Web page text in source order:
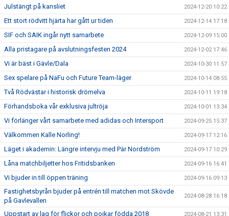
Julstängt på kansliet 2024-12-20 10:22
Ett stort rödvitt hjärta har gått ur tiden 2024-12-14 17:18
SIF och SAIK ingår nytt samarbete 2024-12-09 15:00
Alla pristagare på avslutningsfesten 2024 2024-12-02 17:46
Vi är bäst i Gävle/Dala 2024-10-30 11:57
Sex spelare på NaFu och Future Team-läger 2024-10-14 08:55
Två Rödvästar i historisk drömelva 2024-10-11 19:18
Förhandsboka vår exklusiva jultröja 2024-10-01 13:34
Vi förlänger vårt samarbete med adidas och Intersport 2024-09-25 15:37
Välkommen Kalle Norling! 2024-09-17 12:16
Läget i akademin: Längre intervju med Pär Nordström 2024-09-17 10:29
Låna matchbiljetter hos Fritidsbanken 2024-09-16 16:41
Vi bjuder in till öppen träning 2024-09-16 09:13
Fastighetsbyrån bjuder på entrén till matchen mot Skövde
på Gavlevallen
2024-08-28 16:18
Uppstart av lag för flickor och pojkar födda 2018 2024-08-21 13:31